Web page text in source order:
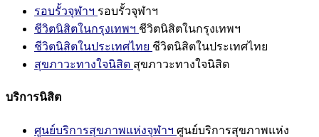
รอบรั้วจุฬาฯ รอบรั้วจุฬาฯ
ชีวิตนิสิตในกรุงเทพฯ ชีวิตนิสิตในกรุงเทพฯ
ชีวิตนิสิตในประเทศไทย ชีวิตนิสิตในประเทศไทย
สุขภาวะทางใจนิสิต สุขภาวะทางใจนิสิต
บริการนิสิต
ศูนย์บริการสุขภาพแห่งจุฬาฯ ศูนย์บริการสุขภาพแห่ง